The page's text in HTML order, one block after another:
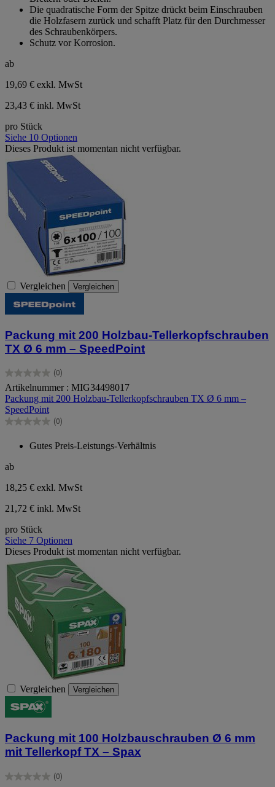
Die quadratische Form der Spitze drückt beim Einschrauben
die Holzfasern zurück und schafft Platz für den Durchmesser
des Schraubenkörpers.
Schutz vor Korrosion.
ab
19,69 € exkl. MwSt
23,43 € inkl. MwSt
pro Stück
Siehe 10 Optionen
Dieses Produkt ist momentan nicht verfügbar.
Vergleichen Vergleichen
Packung mit 200 Holzbau-Tellerkopfschrauben
TX Ø 6 mm – SpeedPoint
(0)
0.0
von
5
Sternen.
Artikelnummer : MIG34498017
Packung mit 200 Holzbau-Tellerkopfschrauben TX Ø 6 mm –
SpeedPoint
(0)
0.0
Gutes Preis-Leistungs-Verhältnis
ab
18,25 € exkl. MwSt
21,72 € inkl. MwSt
pro Stück
Siehe 7 Optionen
Dieses Produkt ist momentan nicht verfügbar.
Vergleichen Vergleichen
Packung mit 100 Holzbauschrauben Ø 6 mm
mit Tellerkopf TX – Spax
(0)
0.0